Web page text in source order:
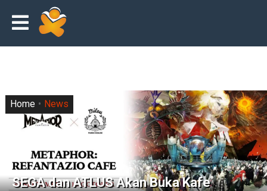
SEGA dan ATLUS Akan Buka Kafe
Home News